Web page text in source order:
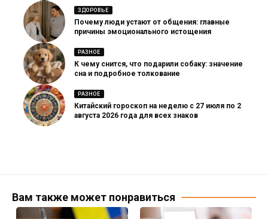
ЗДОРОВЬЕ
Почему люди устают от общения: главные
причины эмоционального истощения
РАЗНОЕ
К чему снится, что подарили собаку: значение
сна и подробное толкование
РАЗНОЕ
Китайский гороскоп на неделю с 27 июля по 2
августа 2026 года для всех знаков
Вам также может понравиться